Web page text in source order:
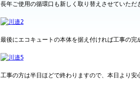
長年ご使用の循環口も新しく取り替えさせていただ
最後にエコキュートの本体を据え付ければ工事の完
工事の方は半日ほどで終わりますので、本日より安